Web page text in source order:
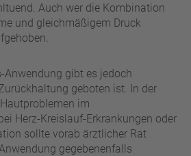
Auch wer die Kombination
und gleichmäßigem Druck
Anwendung gibt es jedoch
geboten ist. In der
im
Herz-Kreislauf-Erkrankungen oder
sollte vorab ärztlicher Rat
gegebenenfalls